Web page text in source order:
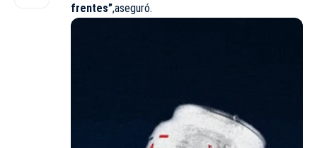
frentes”,aseguró.